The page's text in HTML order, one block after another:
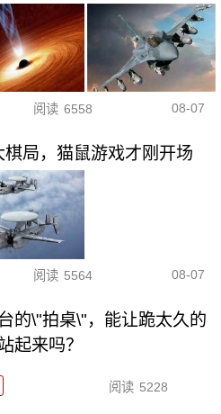
阅读 6558 08-07
局，猫鼠游戏才刚开场
阅读 5564 08-07
的\"拍桌\"，能让跪太久的
起来吗？
阅读 5228